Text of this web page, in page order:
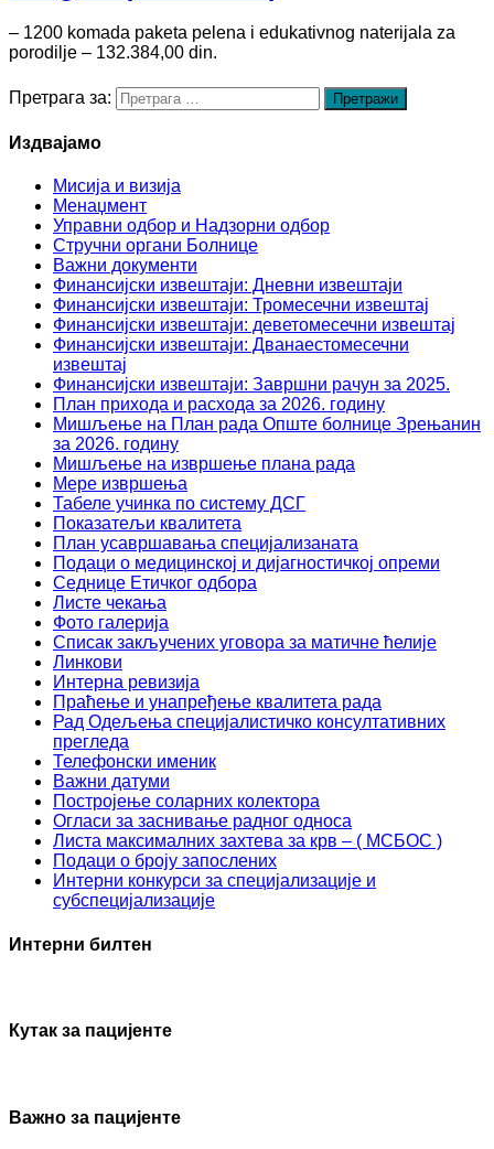
– 1200 komada paketa pelena i edukativnog naterijala za
porodilje – 132.384,00 din.
Претрага за:
Издвајамо
Мисија и визија
Менаџмент
Управни одбор и Надзорни одбор
Стручни органи Болнице
Важни документи
Финансијски извештаји: Дневни извештаји
Финансијски извештаји: Тромесечни извештај
Финансијски извештаји: деветомесечни извештај
Финансијски извештаји: Дванаестомесечни
извештај
Финансијски извештаји: Завршни рачун за 2025.
План прихода и расхода за 2026. годину
Мишљење на План рада Опште болнице Зрењанин
за 2026. годину
Мишљење на извршење плана рада
Мере извршења
Табеле учинка по систему ДСГ
Показатељи квалитета
План усавршавања специјализаната
Подаци о медицинској и дијагностичкој опреми
Седнице Етичког одбора
Листе чекања
Фото галерија
Списак закључених уговора за матичне ћелије
Линкови
Интерна ревизија
Праћење и унапређење квалитета рада
Рад Одељења специјалистичко консултативних
прегледа
Телефонски именик
Важни датуми
Постројење соларних колектора
Огласи за заснивање радног односа
Листа максималних захтева за крв – ( МСБОС )
Подаци о броју запослених
Интерни конкурси за специјализације и
субспецијализације
Интерни билтен
Кутак за пацијенте
Важно за пацијенте